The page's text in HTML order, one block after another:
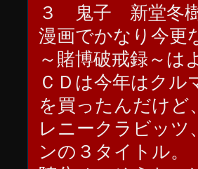
３ 鬼子 新堂冬
漫画でかなり今更
～賭博破戒録～は
ＣＤは今年はク
を買ったんだけど
レニークラビッツ
ンの３タイトル。